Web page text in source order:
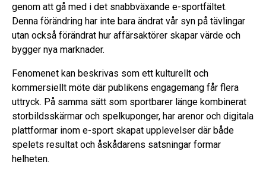
genom att gå med i det snabbväxande e-sportfältet.
Denna förändring har inte bara ändrat vår syn på tävlingar
utan också förändrat hur affärsaktörer skapar värde och
bygger nya marknader.
Fenomenet kan beskrivas som ett kulturellt och
kommersiellt möte där publikens engagemang får flera
uttryck. På samma sätt som sportbarer länge kombinerat
storbildsskärmar och spelkuponger, har arenor och digitala
plattformar inom e-sport skapat upplevelser där både
spelets resultat och åskådarens satsningar formar
helheten.